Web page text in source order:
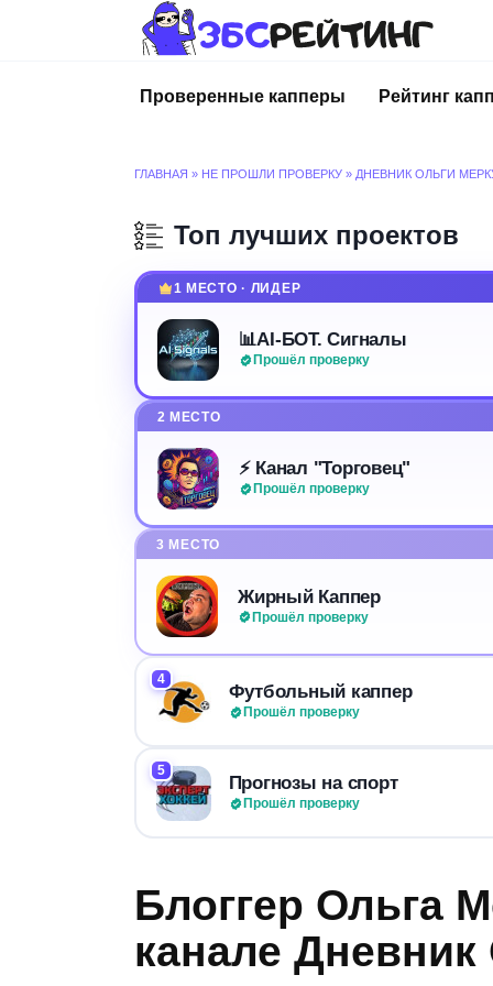
Проверенные капперы
Рейтинг
ГЛАВНАЯ » НЕ ПРОШЛИ ПРОВЕРКУ » ДНЕВНИК ОЛЬГИ
Топ лучших проектов
1 МЕСТО · ЛИДЕР
📊AI-БОТ. Сигналы
Прошёл проверку
2 МЕСТО
⚡️ Канал "Торговец"
Прошёл проверку
3 МЕСТО
Жирный Каппер
Прошёл проверку
4
Футбольный каппер
Прошёл проверку
5
Прогнозы на спорт
Прошёл проверку
Блоггер Ольга
канале Дневник